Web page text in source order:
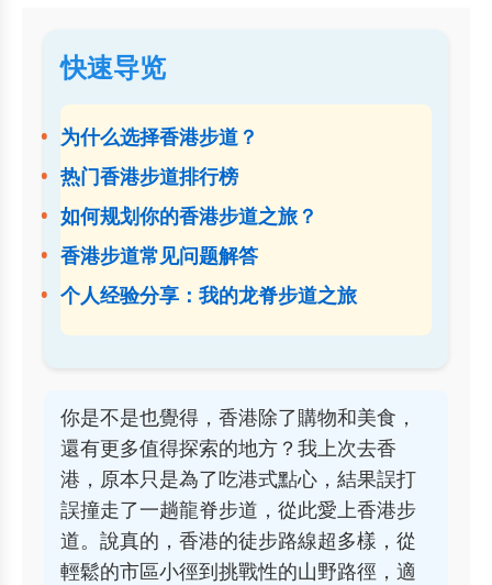
快速导览
为什么选择香港步道？
热门香港步道排行榜
如何规划你的香港步道之旅？
香港步道常见问题解答
个人经验分享：我的龙脊步道之旅
你是不是也覺得，香港除了購物和美食，
還有更多值得探索的地方？我上次去香
港，原本只是為了吃港式點心，結果誤打
誤撞走了一趟龍脊步道，從此愛上香港步
道。說真的，香港的徒步路線超多樣，從
輕鬆的市區小徑到挑戰性的山野路徑，適